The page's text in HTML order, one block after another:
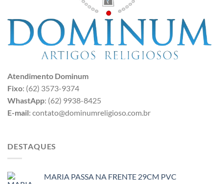
Atendimento Dominum
Fixo: (62) 3573-9374
WhastApp: (62) 9938-8425
E-mail: contato@dominumreligioso.com.br
DESTAQUES
MARIA PASSA NA FRENTE 29CM PVC